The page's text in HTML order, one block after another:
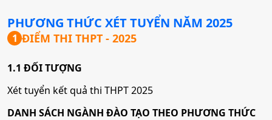
PHƯƠNG THỨC XÉT TUYỂN NĂM 2025
1 ĐIỂM THI THPT - 2025
1.1 ĐỐI TƯỢNG
Xét tuyển kết quả thi THPT 2025
DANH SÁCH NGÀNH ĐÀO TẠO THEO PHƯƠNG THỨC